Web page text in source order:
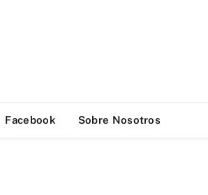
Facebook Sobre Nosotros